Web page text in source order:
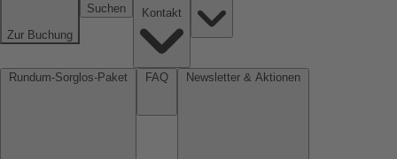
Zur Buchung
Suchen